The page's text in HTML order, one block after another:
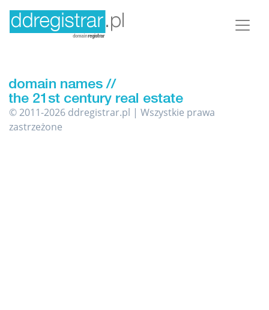
© 2011-2026 ddregistrar.pl | Wszystkie prawa
zastrzeżone